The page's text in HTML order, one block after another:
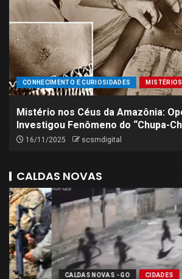
CONHECIMENTO E CURIOSIDADES MISTÉRIOS
Mistério nos Céus da Amazônia:
Investigou Fenômeno do “Chupa-
16/11/2025 scsmdigital
CALDAS NOVAS
CALDAS NOVAS - GO CIDADES NOTÍCIAS